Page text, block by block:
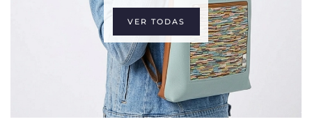
VER TODAS